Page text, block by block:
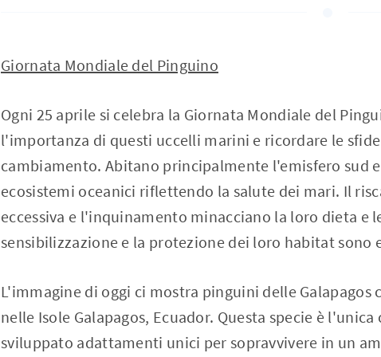
Giornata Mondiale del Pinguino
Ogni 25 aprile si celebra la Giornata Mondiale del
l'importanza di questi uccelli marini e ricordare le
cambiamento. Abitano principalmente l'emisfero sud
ecosistemi oceanici riflettendo la salute dei mari. Il
eccessiva e l'inquinamento minacciano la loro dieta e
sensibilizzazione e la protezione dei loro habitat sono
L'immagine di oggi ci mostra pinguini delle Galapagos
nelle Isole Galapagos, Ecuador. Questa specie è
sviluppato adattamenti unici per sopravvivere in un